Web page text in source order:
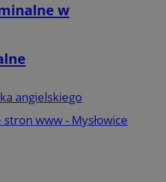
w
angielskiego
www - Mysłowice